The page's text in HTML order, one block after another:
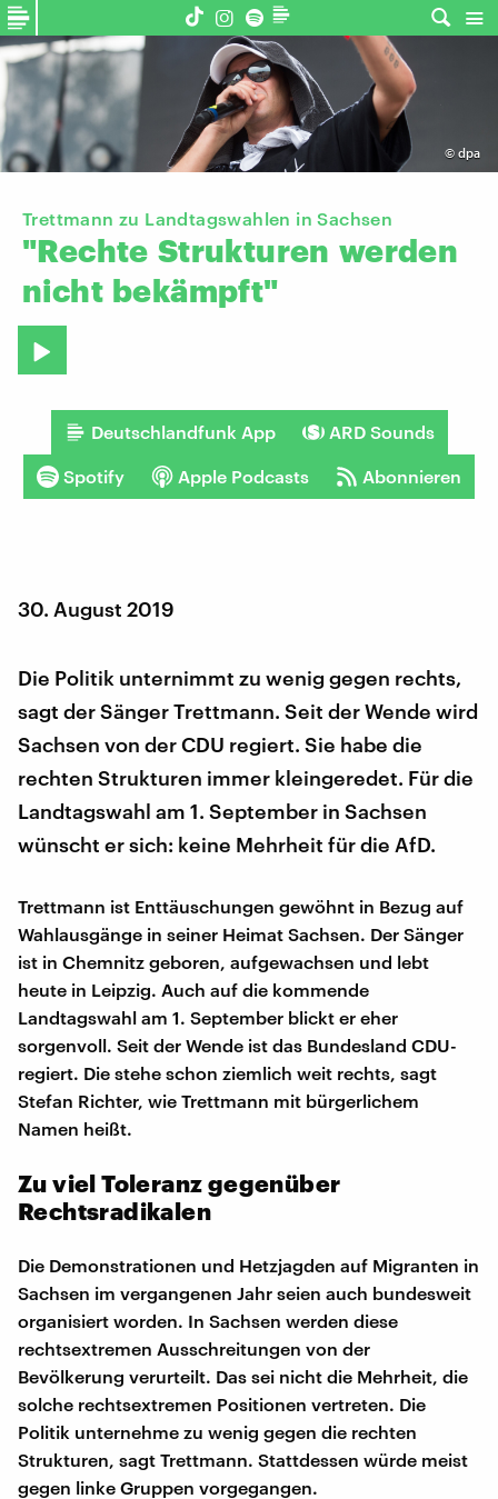
© dpa
Trettmann zu Landtagswahlen in Sachsen
"Rechte Strukturen werden
nicht bekämpft"
Deutschlandfunk App ARD Sounds
Spotify Apple Podcasts Abonnieren
30. August 2019
Die Politik unternimmt zu wenig gegen rechts,
sagt der Sänger Trettmann. Seit der Wende wird
Sachsen von der CDU regiert. Sie habe die
rechten Strukturen immer kleingeredet. Für die
Landtagswahl am 1. September in Sachsen
wünscht er sich: keine Mehrheit für die AfD.
Trettmann ist Enttäuschungen gewöhnt in Bezug auf
Wahlausgänge in seiner Heimat Sachsen. Der Sänger
ist in Chemnitz geboren, aufgewachsen und lebt
heute in Leipzig. Auch auf die kommende
Landtagswahl am 1. September blickt er eher
sorgenvoll. Seit der Wende ist das Bundesland CDU-
regiert. Die stehe schon ziemlich weit rechts, sagt
Stefan Richter, wie Trettmann mit bürgerlichem
Namen heißt.
Zu viel Toleranz gegenüber
Rechtsradikalen
Die Demonstrationen und Hetzjagden auf Migranten in
Sachsen im vergangenen Jahr seien auch bundesweit
organisiert worden. In Sachsen werden diese
rechtsextremen Ausschreitungen von der
Bevölkerung verurteilt. Das sei nicht die Mehrheit, die
solche rechtsextremen Positionen vertreten. Die
Politik unternehme zu wenig gegen die rechten
Strukturen, sagt Trettmann. Stattdessen würde meist
gegen linke Gruppen vorgegangen.